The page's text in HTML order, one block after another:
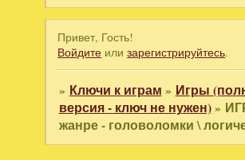
Привет, Гость!
Войдите илизарегистрируйтесь.
» Ключи к играм » Игры
версия - ключ не нужен)»
жанре - головоломки \